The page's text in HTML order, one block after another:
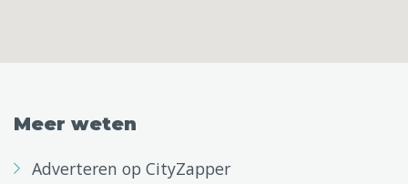
Meer weten
Adverteren op CityZapper